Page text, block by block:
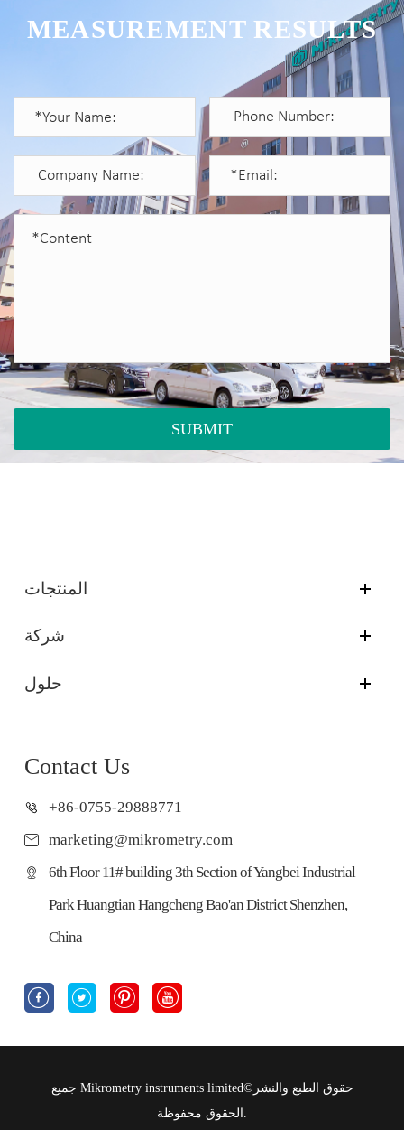
MEASUREMENT RESULTS
SUBMIT
المنتجات
شركة
حلول
Contact Us
+86-0755-29888771
marketing@mikrometry.com
6th Floor 11# building 3th Section of Yangbei Industrial
Park Huangtian Hangcheng Bao'an District Shenzhen,
China
   
حقوق الطبع والنشر©Mikrometry instruments limited جميع